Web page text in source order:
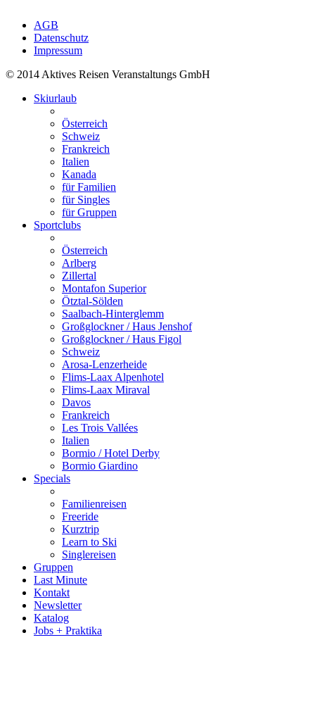
AGB
Datenschutz
Impressum
© 2014 Aktives Reisen Veranstaltungs GmbH
Skiurlaub
Österreich
Schweiz
Frankreich
Italien
Kanada
für Familien
für Singles
für Gruppen
Sportclubs
Österreich
Arlberg
Zillertal
Montafon Superior
Ötztal-Sölden
Saalbach-Hinterglemm
Großglockner / Haus Jenshof
Großglockner / Haus Figol
Schweiz
Arosa-Lenzerheide
Flims-Laax Alpenhotel
Flims-Laax Miraval
Davos
Frankreich
Les Trois Vallées
Italien
Bormio / Hotel Derby
Bormio Giardino
Specials
Familienreisen
Freeride
Kurztrip
Learn to Ski
Singlereisen
Gruppen
Last Minute
Kontakt
Newsletter
Katalog
Jobs + Praktika